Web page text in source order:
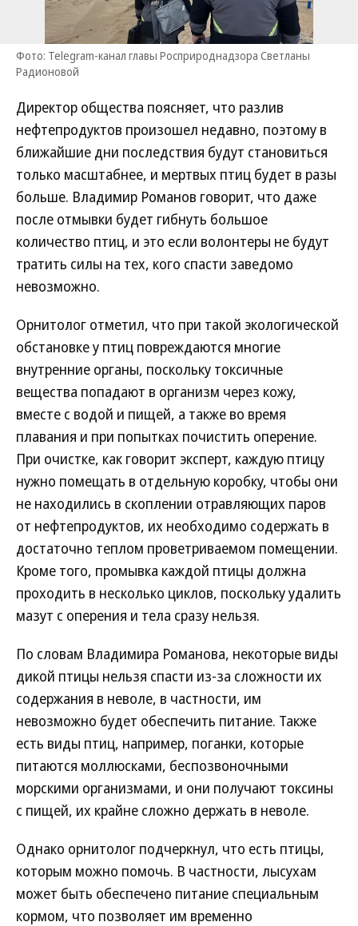
Фото: Telegram-канал главы Росприроднадзора Светланы
Радионовой
Директор общества поясняет, что разлив
нефтепродуктов произошел недавно, поэтому в
ближайшие дни последствия будут становиться
только масштабнее, и мертвых птиц будет в разы
больше. Владимир Романов говорит, что даже
после отмывки будет гибнуть большое
количество птиц, и это если волонтеры не будут
тратить силы на тех, кого спасти заведомо
невозможно.
Орнитолог отметил, что при такой экологической
обстановке у птиц повреждаются многие
внутренние органы, поскольку токсичные
вещества попадают в организм через кожу,
вместе с водой и пищей, а также во время
плавания и при попытках почистить оперение.
При очистке, как говорит эксперт, каждую птицу
нужно помещать в отдельную коробку, чтобы они
не находились в скоплении отравляющих паров
от нефтепродуктов, их необходимо содержать в
достаточно теплом проветриваемом помещении.
Кроме того, промывка каждой птицы должна
проходить в несколько циклов, поскольку удалить
мазут с оперения и тела сразу нельзя.
По словам Владимира Романова, некоторые виды
дикой птицы нельзя спасти из-за сложности их
содержания в неволе, в частности, им
невозможно будет обеспечить питание. Также
есть виды птиц, например, поганки, которые
питаются моллюсками, беспозвоночными
морскими организмами, и они получают токсины
с пищей, их крайне сложно держать в неволе.
Однако орнитолог подчеркнул, что есть птицы,
которым можно помочь. В частности, лысухам
может быть обеспечено питание специальным
кормом, что позволяет им временно